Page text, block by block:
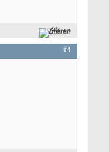
Zitieren
#4